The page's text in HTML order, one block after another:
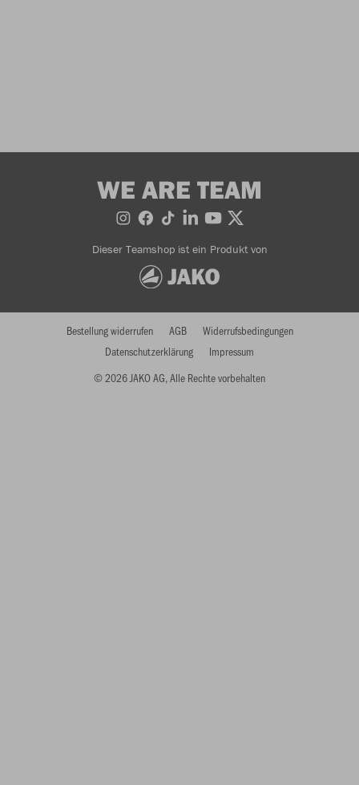
WE ARE TEAM
Dieser Teamshop ist ein Produkt von
© 2026 JAKO AG, Alle Rechte vorbehalten
Bestellung widerrufen AGB
Widerrufsbedingungen
Datenschutzerklärung
Impressum